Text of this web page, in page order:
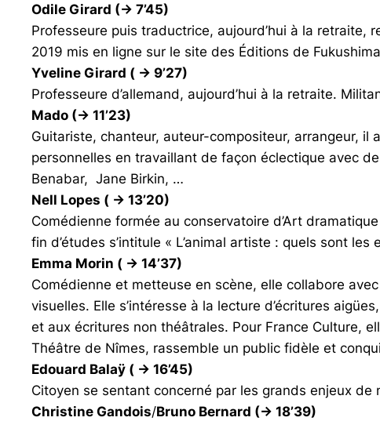
Odile Girard (-> 7’45)
Professeure puis traductrice, aujourd’hui à la retraite,
2019 mis en ligne sur le site des Éditions de
Yveline Girard ( -> 9’27)
Professeure d’allemand, aujourd’hui à la retraite.
Mado (-> 11’23)
Guitariste, chanteur, auteur-compositeur, arrangeur,
personnelles en travaillant de façon éclectique avec
Benabar, Jane Birkin, …
Nell Lopes ( -> 13’20)
Comédienne formée au conservatoire d’Art
fin d’études s’intitule « L’animal artiste : quels sont
Emma Morin ( -> 14’37)
Comédienne et metteuse en scène, elle collabore
visuelles. Elle s’intéresse à la lecture d’écritures
et aux écritures non théâtrales. Pour France Culture,
Théâtre de Nîmes, rassemble un public fidèle et
Edouard Balaÿ ( -> 16’45)
Citoyen se sentant concerné par les grands enjeux
Christine Gandois/Bruno Bernard (-> 18’39)